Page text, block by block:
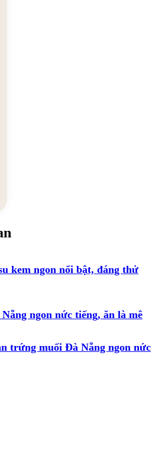
kem ngon nổi bật, đáng thử
ngon nức tiếng, ăn là mê
trứng muối Đà Nẵng ngon nức